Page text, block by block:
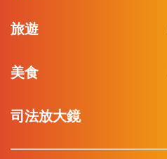
旅遊
美食
司法放大鏡